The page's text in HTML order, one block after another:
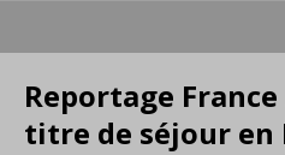
Reportage
titre de séjour en